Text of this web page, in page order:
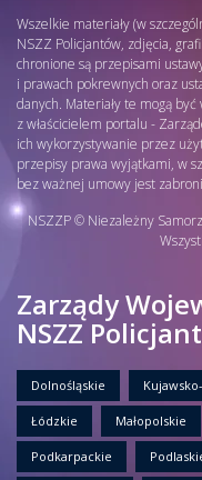
Wszelkie materiały (w
NSZZ Policjantów, zdjęcia,
chronione są przepisami
i prawach pokrewnych oraz
danych. Materiały te mogą
z właścicielem portalu -
ich wykorzystywanie przez
przepisy prawa wyjątkami, w
bez ważnej umowy jest
NSZZP © Niezależny
Zarządy
NSZZ
Dolnośląskie
Łódzkie Małopolskie
Podkarpackie